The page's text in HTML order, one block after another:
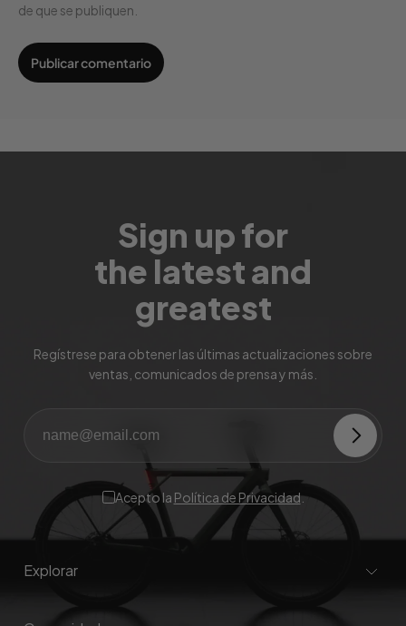
de que se publiquen.
Sign up for
the latest and
greatest
Regístrese para obtener las últimas actualizaciones sobre
ventas, comunicados de prensa y más.
Acepto la Política de Privacidad.
Explorar